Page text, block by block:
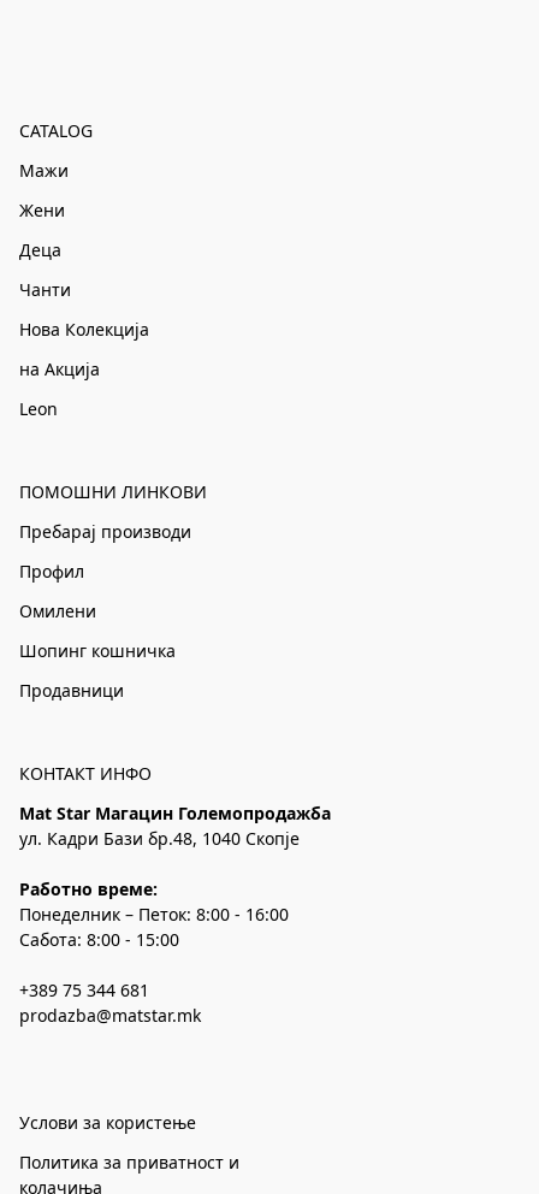
CATALOG
Мажи
Жени
Деца
Чанти
Нова Колекција
на Акција
Leon
ПОМОШНИ ЛИНКОВИ
Пребарај производи
Профил
Омилени
Шопинг кошничка
Продавници
КОНТАКТ ИНФО
Mat Star Магацин Големопродажба
ул. Кадри Бази бр.48, 1040 Скопје
Работно време:
Понеделник – Петок: 8:00 - 16:00
Сабота: 8:00 - 15:00
+389 75 344 681
prodazba@matstar.mk
Услови за користење
Политика за приватност и
колачиња